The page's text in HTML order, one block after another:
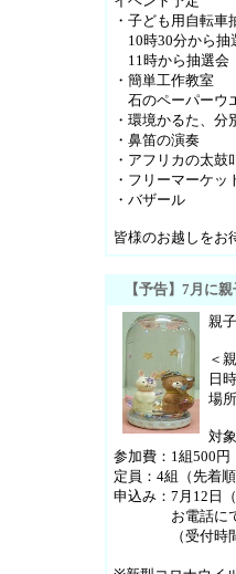
・子ども用自転車
10時30分から抽
11時から抽選会
・簡単工作教室
石のペーパーウ
・環境かるた、分
・鼻笛の演奏
・アフリカの太鼓
・フリーマーケッ
・バザール
皆様のお越しをお
【予告】7月に
親
＜
日
場
対
参加費：1組500円
定員：4組（先着順
申込み：7月12日
お電話にてお
（受付時間